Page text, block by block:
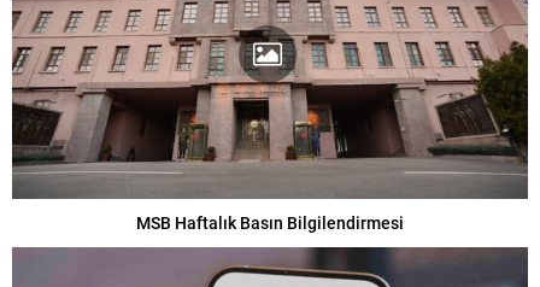
MSB Haftalık Basın Bilgilendirmesi